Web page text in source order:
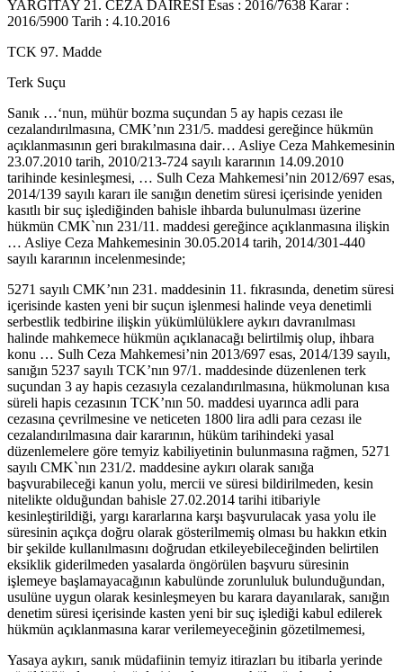
YARGITAY 21. CEZA DAİRESİ Esas : 2016/7638 Karar :
2016/5900 Tarih : 4.10.2016
TCK 97. Madde
Terk Suçu
Sanık …‘nun, mühür bozma suçundan 5 ay hapis cezası ile
cezalandırılmasına, CMK’nın 231/5. maddesi gereğince hükmün
açıklanmasının geri bırakılmasına dair… Asliye Ceza Mahkemesinin
23.07.2010 tarih, 2010/213-724 sayılı kararının 14.09.2010
tarihinde kesinleşmesi, … Sulh Ceza Mahkemesi’nin 2012/697 esas,
2014/139 sayılı kararı ile sanığın denetim süresi içerisinde yeniden
kasıtlı bir suç işlediğinden bahisle ihbarda bulunulması üzerine
hükmün CMK`nın 231/11. maddesi gereğince açıklanmasına ilişkin
… Asliye Ceza Mahkemesinin 30.05.2014 tarih, 2014/301-440
sayılı kararının incelenmesinde;
5271 sayılı CMK’nın 231. maddesinin 11. fıkrasında, denetim süresi
içerisinde kasten yeni bir suçun işlenmesi halinde veya denetimli
serbestlik tedbirine ilişkin yükümlülüklere aykırı davranılması
halinde mahkemece hükmün açıklanacağı belirtilmiş olup, ihbara
konu … Sulh Ceza Mahkemesi’nin 2013/697 esas, 2014/139 sayılı,
sanığın 5237 sayılı TCK’nın 97/1. maddesinde düzenlenen terk
suçundan 3 ay hapis cezasıyla cezalandırılmasına, hükmolunan kısa
süreli hapis cezasının TCK’nın 50. maddesi uyarınca adli para
cezasına çevrilmesine ve neticeten 1800 lira adli para cezası ile
cezalandırılmasına dair kararının, hüküm tarihindeki yasal
düzenlemelere göre temyiz kabiliyetinin bulunmasına rağmen, 5271
sayılı CMK`nın 231/2. maddesine aykırı olarak sanığa
başvurabileceği kanun yolu, mercii ve süresi bildirilmeden, kesin
nitelikte olduğundan bahisle 27.02.2014 tarihi itibariyle
kesinleştirildiği, yargı kararlarına karşı başvurulacak yasa yolu ile
süresinin açıkça doğru olarak gösterilmemiş olması bu hakkın etkin
bir şekilde kullanılmasını doğrudan etkileyebileceğinden belirtilen
eksiklik giderilmeden yasalarda öngörülen başvuru süresinin
işlemeye başlamayacağının kabulünde zorunluluk bulunduğundan,
usulüne uygun olarak kesinleşmeyen bu karara dayanılarak, sanığın
denetim süresi içerisinde kasten yeni bir suç işlediği kabul edilerek
hükmün açıklanmasına karar verilemeyeceğinin gözetilmemesi,
Yasaya aykırı, sanık müdafiinin temyiz itirazları bu itibarla yerinde